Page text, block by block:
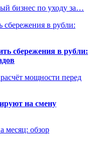
бизнес по уходу за…
сбережения в рубли:
сбережения в рубли:
мощности перед
на смену
месяц: обзор